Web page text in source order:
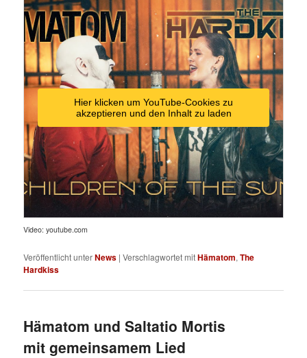
Hier klicken um YouTube-Cookies zu
akzeptieren und den Inhalt zu laden
Video: youtube.com
Veröffentlicht unterNews |Verschlagwortet mitHämatom,The
Hardkiss
Hämatom und Saltatio Mortis
mit gemeinsamem Lied